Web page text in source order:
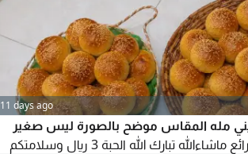
11 days ago
مله المقاس موضح بالصورة ليس صغير
تبارك الله الحبة 3 ريال وسلامتكم